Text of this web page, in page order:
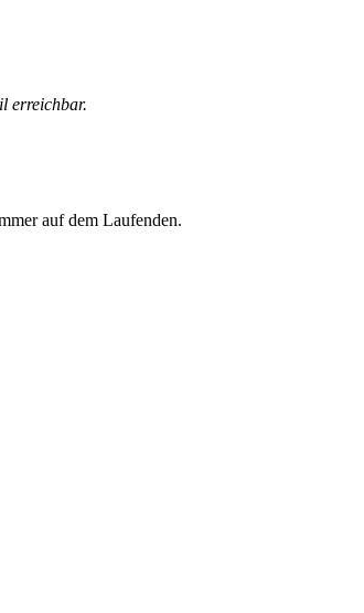
erreichbar.
auf dem Laufenden.